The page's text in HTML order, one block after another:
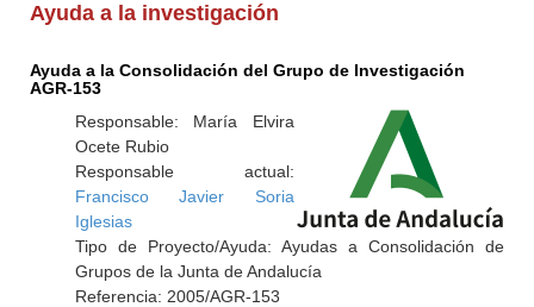
Ayuda a la investigación
Ayuda a la Consolidación del Grupo de Investigación
AGR-153
Responsable: María Elvira
Ocete Rubio
Responsable actual:
Francisco Javier Soria
Iglesias
Tipo de Proyecto/Ayuda: Ayudas a Consolidación de
Grupos de la Junta de Andalucía
Referencia: 2005/AGR-153